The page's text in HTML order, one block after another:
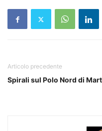
Articolo precedente
Spirali sul Polo Nord di